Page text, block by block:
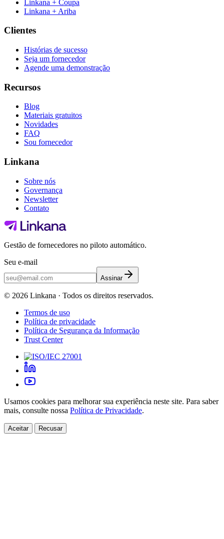
Linkana + Coupa
Linkana + Ariba
Clientes
Histórias de sucesso
Seja um fornecedor
Agende uma demonstração
Recursos
Blog
Materiais gratuitos
Novidades
FAQ
Sou fornecedor
Linkana
Sobre nós
Governança
Newsletter
Contato
Gestão de fornecedores no piloto automático.
Seu e-mail
Assinar
© 2026 Linkana · Todos os direitos reservados.
Termos de uso
Política de privacidade
Política de Segurança da Informação
Trust Center
Usamos cookies para melhorar sua experiência neste site. Para saber
mais, consulte nossa Política de Privacidade.
Aceitar Recusar